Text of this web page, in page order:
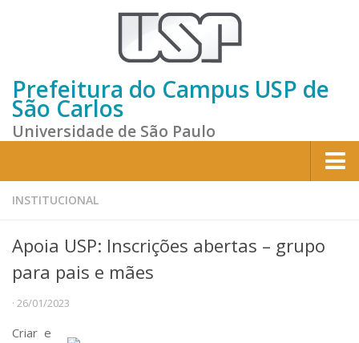
Prefeitura do Campus USP de
São Carlos
Universidade de São Paulo
Home
Sobre a Prefeitura
Gestão atual
Missão e Valores
Divisões e Seções
INSTITUCIONAL
Apoia USP: Inscrições abertas – grupo
para pais e mães
· 26/01/2023
Criar e